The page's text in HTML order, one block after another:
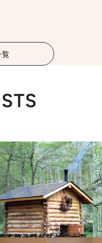
覧
ド式サウナで エスケープジャーニーのすすめ
イフスタイル